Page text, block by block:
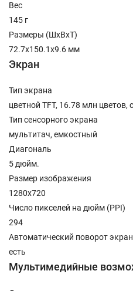
Вес
145 г
Размеры (ШxВxТ)
72.7x150.1x9.6 мм
Экран
Тип экрана
цветной TFT, 16.78 млн цветов,
Тип сенсорного экрана
мультитач, емкостный
Диагональ
5 дюйм.
Размер изображения
1280x720
Число пикселей на дюйм (PPI)
294
Автоматический поворот
есть
Мультимедийные